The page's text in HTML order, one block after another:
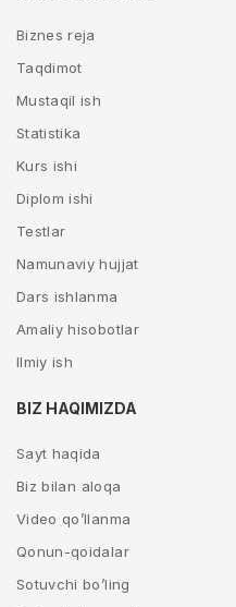
Biznes reja
Taqdimot
Mustaqil ish
Statistika
Kurs ishi
Diplom ishi
Testlar
Namunaviy hujjat
Dars ishlanma
Amaliy hisobotlar
Ilmiy ish
BIZ HAQIMIZDA
Sayt haqida
Biz bilan aloqa
Video qo’llanma
Qonun-qoidalar
Sotuvchi bo’ling